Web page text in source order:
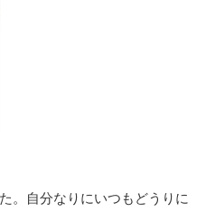
。自分なりにいつもどうりに